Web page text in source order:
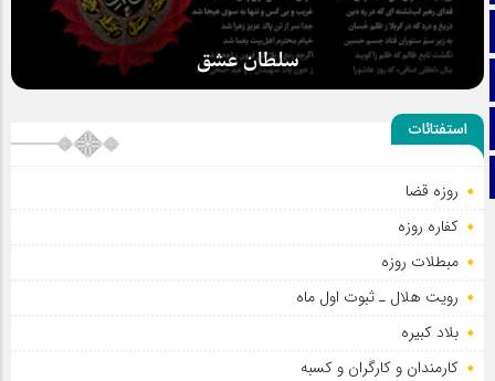
آپارات
اینستاگرام
سلطان عشق
استفتائات
روزه قضا
کفاره روزه
مبطلات روزه
رویت هلال ـ ثبوت اول ماه
بلاد کبیره
کارمندان و کارگران و کسبه